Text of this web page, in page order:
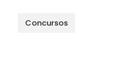
Concursos